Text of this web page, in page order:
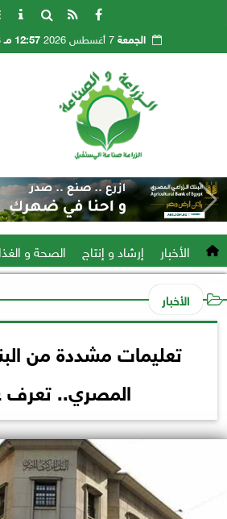
الجمعة 12:57 مـ
الأخبار إرشاد و إنتاج الصحة و
الأخبار
تعليمات مشددة من
المصري.. تعرف